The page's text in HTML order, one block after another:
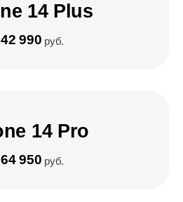
14 Plus
42 990 руб.
14 Pro
64 950 руб.